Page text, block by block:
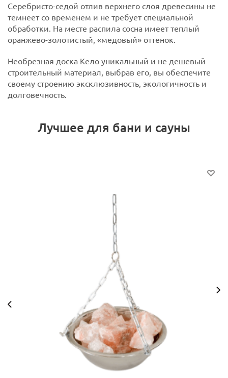
Серебристо-седой отлив верхнего слоя древесины не
темнеет со временем и не требует специальной
обработки. На месте распила сосна имеет теплый
оранжево-золотистый, «медовый» оттенок.
Необрезная доска Кело уникальный и не дешевый
строительный материал, выбрав его, вы обеспечите
своему строению эксклюзивность, экологичность и
долговечность.
Лучшее для бани и сауны